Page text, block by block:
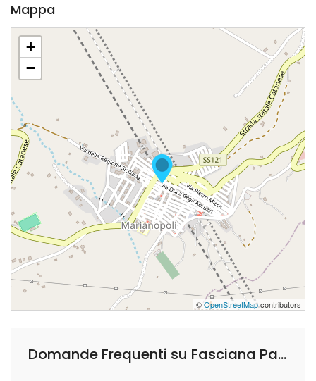
Mappa
+
−
©OpenStreetMapcontributors
Domande Frequenti su Fasciana Pasticceria Siciliana